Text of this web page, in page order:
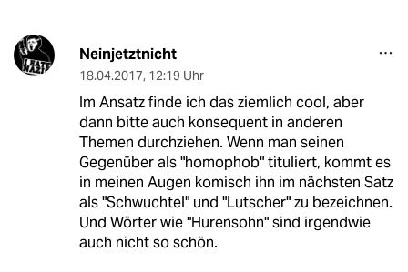
Neinjetztnicht
18.04.2017, 12:19 Uhr
Im Ansatz finde ich das ziemlich cool, aber
dann bitte auch konsequent in anderen
Themen durchziehen. Wenn man seinen
Gegenüber als "homophob" tituliert, kommt es
in meinen Augen komisch ihn im nächsten Satz
als "Schwuchtel" und "Lutscher" zu bezeichnen.
Und Wörter wie "Hurensohn" sind irgendwie
auch nicht so schön.